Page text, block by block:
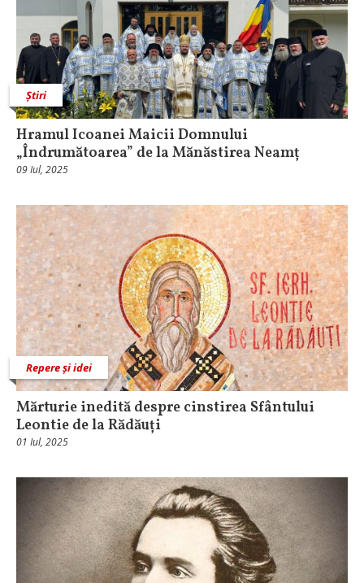
Știri
Hramul Icoanei Maicii Domnului
„Îndrumătoarea” de la Mănăstirea Neamț
09 Iul, 2025
Repere și idei
Mărturie inedită despre cinstirea Sfântului
Leontie de la Rădăuți
01 Iul, 2025